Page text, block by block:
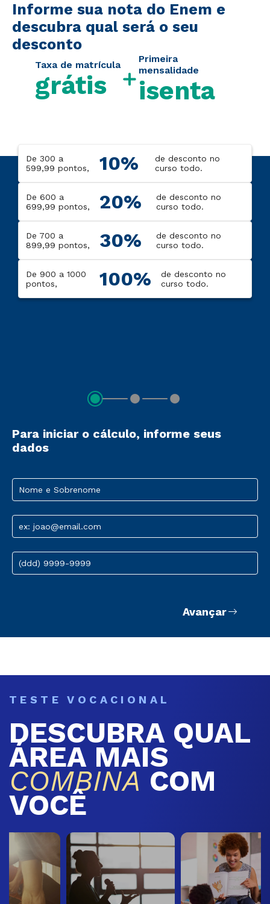
Informe sua nota do Enem e
descubra qual será o seu
desconto
Taxa de matrícula
grátis
Primeira
mensalidade
isenta
De 300 a
599,99 pontos,
10%
de desconto no
curso todo.
De 600 a
699,99 pontos,
20%
de desconto no
curso todo.
De 700 a
899,99 pontos,
30%
de desconto no
curso todo.
De 900 a 1000
pontos,
100%
de desconto no
curso todo.
Para iniciar o cálculo, informe seus
dados
Nome e Sobrenome
ex: joao@email.com
(ddd) 9999-9999
Avançar
TESTE VOCACIONAL
DESCUBRA QUAL
ÁREA MAIS
COMBINA COM
VOCÊ